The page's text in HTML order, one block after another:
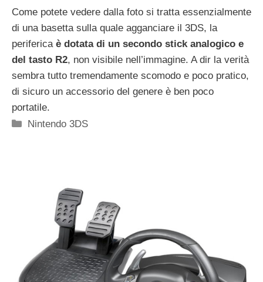
Come potete vedere dalla foto si tratta essenzialmente
di una basetta sulla quale agganciare il 3DS, la
periferica è dotata di un secondo stick analogico e
del tasto R2, non visibile nell’immagine. A dir la verità
sembra tutto tremendamente scomodo e poco pratico,
di sicuro un accessorio del genere è ben poco
portatile.
Categorie
Nintendo 3DS